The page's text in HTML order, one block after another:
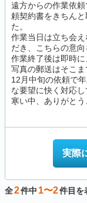
遠方からの作業依
頼契約書をきちん
た。
作業当日は立ち会
だき、こちらの意向
作業終了後は即時に
写真の郵送はそこま
12月中旬の依頼で
な要望に快く対応し
寒い中、ありがとう
実際
全2件中 1〜2件目を